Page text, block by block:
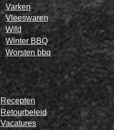
Varken
Vleeswaren
Wild
Winter BBQ
Worsten bbq
Recepten
Retourbeleid
Vacatures